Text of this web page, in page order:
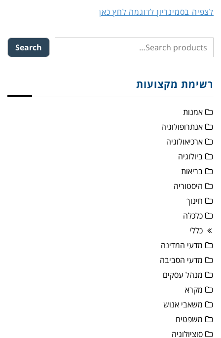
לצפיה בסמינריון לדוגמה לחץ כאן
Search
רשימת מקצועות
אמנות
אנתרופולוגיה
ארכיאולוגיה
ביולוגיה
בריאות
היסטוריה
חינוך
כלכלה
כללי
מדעי המדינה
מדעי הסביבה
מנהל עסקים
מקרא
משאבי אנוש
משפטים
סוציולוגיה